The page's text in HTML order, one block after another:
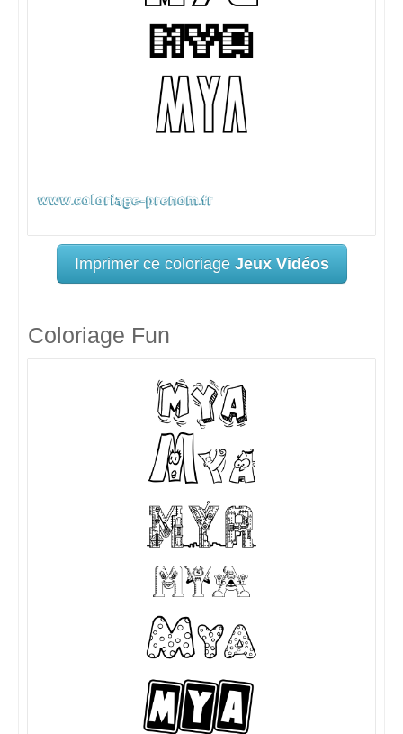
Imprimer ce coloriage Jeux Vidéos
Coloriage Fun